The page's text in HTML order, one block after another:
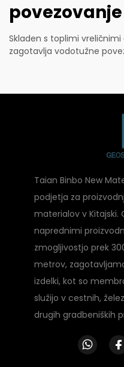
povezovanje
Skladen s toplimi
zagotavlja vodotužne
Taian Binbo New
podjetja za
materialov v Kitajski.
naprednimi
zmogljivostjo prek
metrov,
izdelki, kot so
služijo v cestnih,
drugih gradbeniških